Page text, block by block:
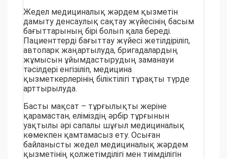
Жедел медициналық жәрдем қызметін
дамыту денсаулық сақтау жүйесінің басым
бағыттарының бірі болып қала береді.
Пациенттерді бағыттау жүйесі жетілдіріліп,
автопарк жаңартылуда, бригадалардың
жұмысын ұйымдастырудың заманауи
тәсілдері енгізіліп, медицина
қызметкерлерінің біліктілігі тұрақты түрде
арттырылуда.
Басты мақсат – тұрғылықты жеріне
қарамастан, еліміздің әрбір тұрғынын
уақтылы әрі сапалы шұғыл медициналық
көмекпен қамтамасыз ету. Осыған
байланысты жедел медициналық жәрдем
қызметінің қолжетімділігі мен тиімділігін